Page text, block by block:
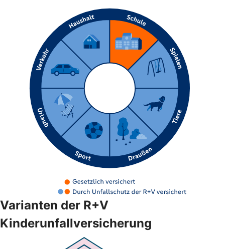
Varianten der R+V
Kinderunfallversicherung